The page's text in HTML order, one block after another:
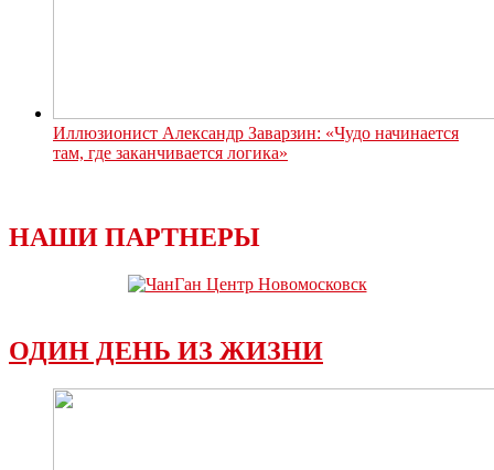
Иллюзионист Александр Заварзин: «Чудо начинается
там, где заканчивается логика»
НАШИ ПАРТНЕРЫ
ОДИН ДЕНЬ ИЗ ЖИЗНИ